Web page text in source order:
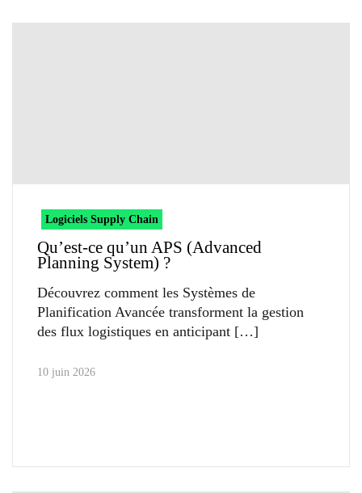
Logiciels Supply Chain
Qu’est-ce qu’un APS (Advanced
Planning System) ?
Découvrez comment les Systèmes de
Planification Avancée transforment la gestion
des flux logistiques en anticipant
10 juin 2026